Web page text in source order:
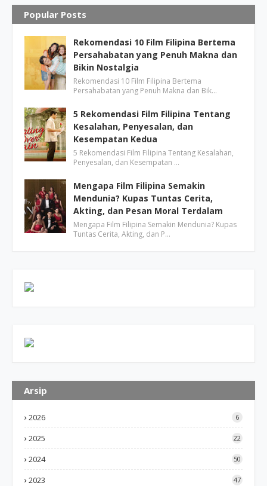
Popular Posts
Rekomendasi 10 Film Filipina Bertema
Persahabatan yang Penuh Makna dan
Bikin Nostalgia
Rekomendasi 10 Film Filipina Bertema
Persahabatan yang Penuh Makna dan Bik…
5 Rekomendasi Film Filipina Tentang
Kesalahan, Penyesalan, dan
Kesempatan Kedua
5 Rekomendasi Film Filipina Tentang Kesalahan,
Penyesalan, dan Kesempatan …
Mengapa Film Filipina Semakin
Mendunia? Kupas Tuntas Cerita,
Akting, dan Pesan Moral Terdalam
Mengapa Film Filipina Semakin Mendunia? Kupas
Tuntas Cerita, Akting, dan P…
Arsip
2026 6
2025 22
2024 50
2023 47